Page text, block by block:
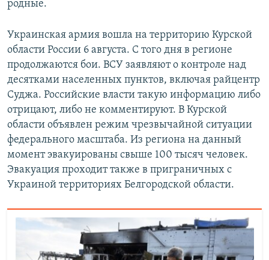
родные.
Украинская армия вошла на территорию Курской
области России 6 августа. С того дня в регионе
продолжаются бои. ВСУ заявляют о контроле над
десятками населенных пунктов, включая райцентр
Суджа. Российские власти такую информацию либо
отрицают, либо не комментируют. В Курской
области объявлен режим чрезвычайной ситуации
федерального масштаба. Из региона на данный
момент эвакуированы свыше 100 тысяч человек.
Эвакуация проходит также в приграничных с
Украиной территориях Белгородской области.